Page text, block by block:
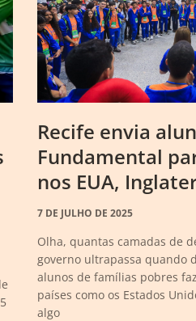
Recife envia
Fundamental
nos EUA,
7 DE JULHO DE 2025
Olha, quantas camadas de
governo ultrapassa quando
alunos de famílias pobres
países como os Estados
algo